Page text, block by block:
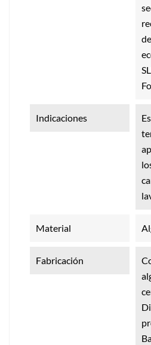
Indicaciones
Material
Fabricación